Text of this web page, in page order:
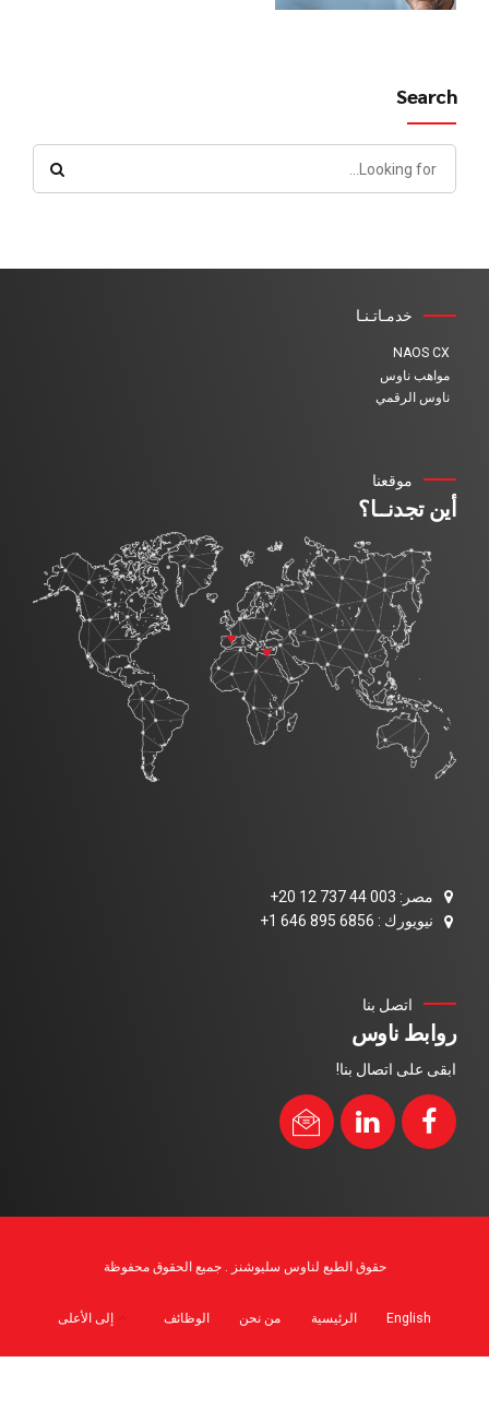
Search
خدمـاتـنـا
NAOS CX
مواهب ناوس
ناوس الرقمي
موقعنا
أين تجدنــا؟
مصر: 003 44 737 12 20+
نيويورك : 6856 895 646 1+
اتصل بنا
روابط ناوس
ابقى على اتصال بنا!
حقوق الطبع لناوس سليوشنز . جميع الحقوق محفوظة
English الرئيسية من نحن الوظائف إلى الأعلى